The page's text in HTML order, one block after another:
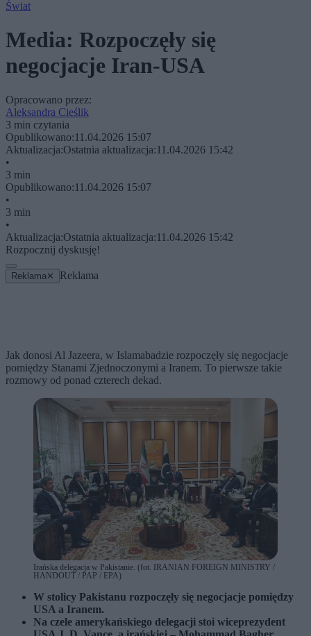
Świat
Media: Rozpoczęły się
negocjacje Iran-USA
Opracowano przez:
Aleksandra Cieślik
3 min czytania
Opublikowano:11.04.2026 15:07
Aktualizacja:Ostatnia aktualizacja:11.04.2026 15:42
•
3 min
Opublikowano:11.04.2026 15:07
•
3 min
•
Aktualizacja:Ostatnia aktualizacja:11.04.2026 15:42
Rozpocznij dyskusję!
Reklama ✕ Reklama
Jak donosi Al Jazeera, w Islamabadzie rozpoczęły się negocjacje
pomiędzy Stanami Zjednoczonymi a Iranem. To pierwsze takie
rozmowy od ponad czterech dekad.
Irańska delegacja w Pakistanie. (fot. IRANIAN FOREIGN MINISTRY /
HANDOUT / PAP / EPA)
W stolicy Pakistanu rozpoczęły się negocjacje pomiędzy
USA a Iranem.
Na czele amerykańskiego delegacji stoi wiceprezydent